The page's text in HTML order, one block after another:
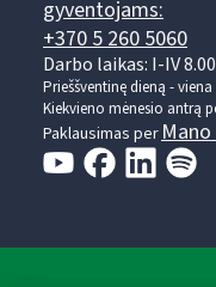
gyventojams:
+370 5 260 5060
Darbo laikas: I-IV
Prieššventinę dieną -
Kiekvieno mėnesio antrą
Paklausimas perMano